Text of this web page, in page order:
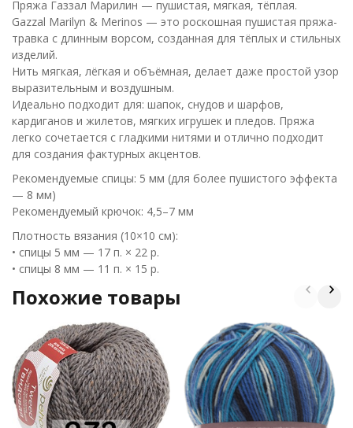
Пряжа Газзал Марилин — пушистая, мягкая, тёплая.
Gazzal Marilyn & Merinos — это роскошная пушистая пряжа-
травка с длинным ворсом, созданная для тёплых и стильных
изделий.
Нить мягкая, лёгкая и объёмная, делает даже простой узор
выразительным и воздушным.
Идеально подходит для: шапок, снудов и шарфов,
кардиганов и жилетов, мягких игрушек и пледов. Пряжа
легко сочетается с гладкими нитями и отлично подходит
для создания фактурных акцентов.
Рекомендуемые спицы: 5 мм (для более пушистого эффекта
— 8 мм)
Рекомендуемый крючок: 4,5–7 мм
Плотность вязания (10×10 см):
• спицы 5 мм — 17 п. × 22 р.
• спицы 8 мм — 11 п. × 15 р.
Похожие товары